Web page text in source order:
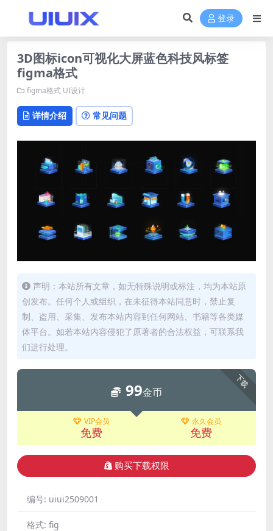
登录
3D图标icon可视化大屏蓝色科技风标签
figma格式
figma格式 UI设计
详情介绍 常见问题
声明：本站所有文章，如无特殊说明或标注，均为本站原
创发布。任何个人或组织，在未征得本站同意时，禁止复
制、盗用、采集、发布本站内容到任何网站、书籍等各类媒
体平台。如若本站内容侵犯了原著者的合法权益，可联系我
们进行处理。
下载
99金币
VIP会员
免费
永久会员
免费
购买下载权限
编号: uiui2509001
格式: fig